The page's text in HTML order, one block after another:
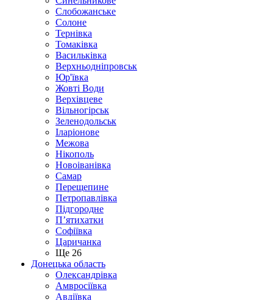
Слобожанське
Солоне
Тернівка
Томаківка
Васильківка
Верхньодніпровськ
Юр'ївка
Жовті Води
Верхівцеве
Вільногірськ
Зеленодольськ
Іларіонове
Межова
Нікополь
Новоіванівка
Самар
Перещепине
Петропавлівка
Підгородне
П’ятихатки
Софіївка
Царичанка
Ще 26
Донецька область
Олександрівка
Амвросіївка
Авдіївка